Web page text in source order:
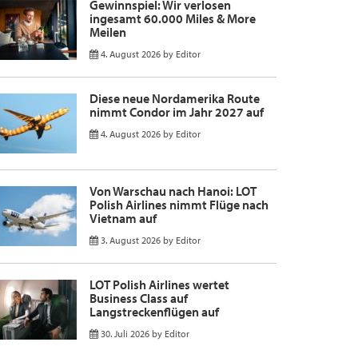
Gewinnspiel: Wir verlosen
ingesamt 60.000 Miles & More
Meilen
4. August 2026 by Editor
Diese neue Nordamerika Route
nimmt Condor im Jahr 2027 auf
4. August 2026 by Editor
Von Warschau nach Hanoi: LOT
Polish Airlines nimmt Flüge nach
Vietnam auf
3. August 2026 by Editor
LOT Polish Airlines wertet
Business Class auf
Langstreckenflügen auf
30. Juli 2026 by Editor